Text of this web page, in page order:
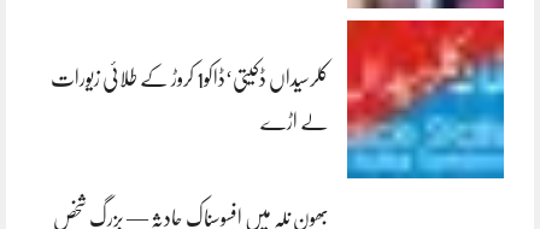
کلرسیداں ڈکیتی‘ڈاکو1 کروڑ کے طلائی زیورات
لے اڑے
بھون نلہ میں افسوسناک حادثہ — بزرگ شخص